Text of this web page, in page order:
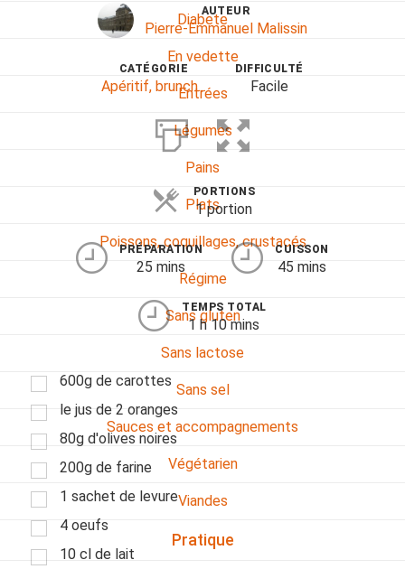
Diabete
En vedette
Entrées
Légumes
Pains
Plats
Poissons, coquillages, crustacés
Régime
Sans gluten
Sans lactose
Sans sel
Sauces et accompagnements
Végétarien
Viandes
Pratique
AUTEUR
Pierre-Emmanuel Malissin
CATÉGORIE
Apéritif, brunch...
DIFFICULTÉ
Facile
PORTIONS
1 portion
PRÉPARATION
25 mins
CUISSON
45 mins
TEMPS TOTAL
1 h 10 mins
600g de carottes
le jus de 2 oranges
80g d'olives noires
200g de farine
1 sachet de levure
4 oeufs
10 cl de lait